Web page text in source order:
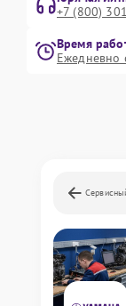
+7 (800)
Время
Ежедневно